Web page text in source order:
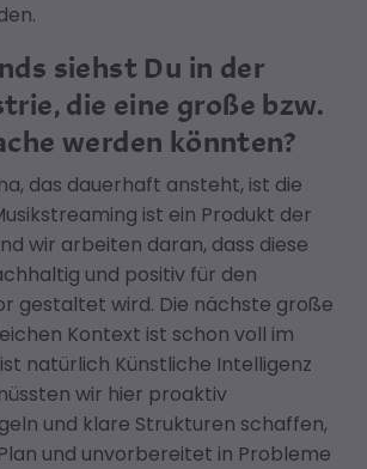
siehst Du in der
die eine große bzw.
werden könnten?
das dauerhaft ansteht, ist die
ist ein Produkt der
wir arbeiten daran, dass diese
und positiv für den
gestaltet wird. Die nächste große
Kontext ist schon voll im
natürlich Künstliche Intelligenz
wir hier proaktiv
und klare Strukturen schaffen,
und unvorbereitet in Probleme